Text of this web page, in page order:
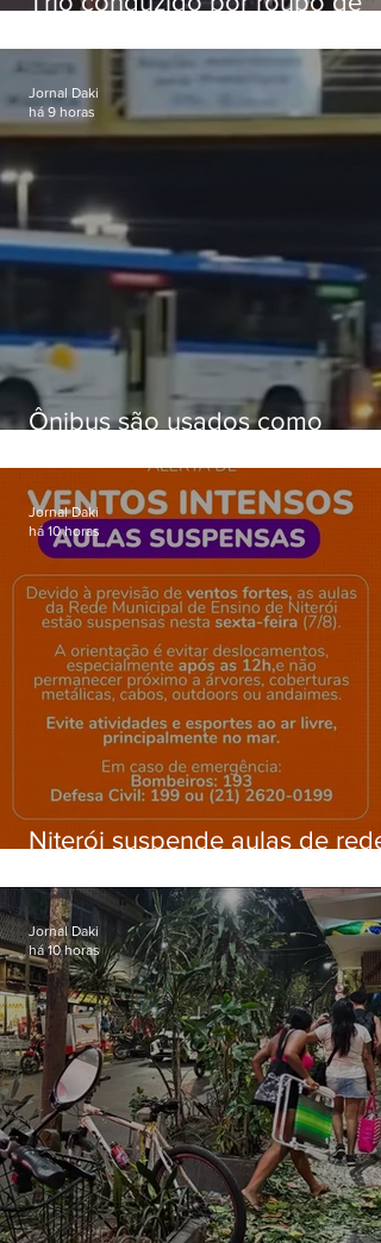
passagens
Ônibus são usados como
Gardênia Azul
Jornal Daki
há 9 horas
Niterói suspende aulas de rede
ventos fortes nesta sexta (7)
Jornal Daki
há 10 horas
Jornal Daki
há 10 horas